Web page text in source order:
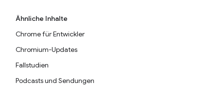
Ähnliche Inhalte
Chrome für Entwickler
Chromium-Updates
Fallstudien
Podcasts und Sendungen